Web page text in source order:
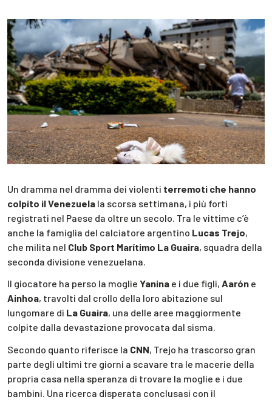
Un dramma nel dramma dei violenti terremoti che hanno
colpito il Venezuela la scorsa settimana, i più forti
registrati nel Paese da oltre un secolo. Tra le vittime c’è
anche la famiglia del calciatore argentino Lucas Trejo,
che milita nel Club Sport Marítimo La Guaira, squadra della
seconda divisione venezuelana.
Il giocatore ha perso la moglie Yanina e i due figli, Aarón e
Ainhoa, travolti dal crollo della loro abitazione sul
lungomare di La Guaira, una delle aree maggiormente
colpite dalla devastazione provocata dal sisma.
Secondo quanto riferisce la CNN, Trejo ha trascorso gran
parte degli ultimi tre giorni a scavare tra le macerie della
propria casa nella speranza di trovare la moglie e i due
bambini. Una ricerca disperata conclusasi con il